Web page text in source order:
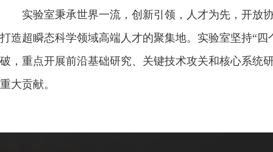
实验室秉承世界一流，创新引领，人才为先，开放
打造超瞬态科学领域高端人才的聚集地。实验室坚持“
破，重点开展前沿基础研究、关键技术攻关和核心系统
重大贡献。